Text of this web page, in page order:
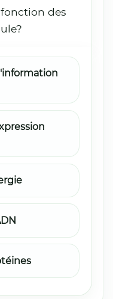
des